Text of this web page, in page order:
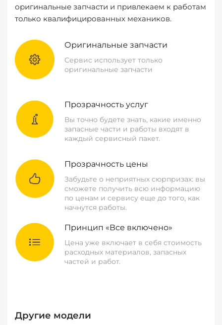
оригинальные запчасти и привлекаем к работам
только квалифицированных механиков.
Оригинальные запчасти
Сервис использует только
оригинальные запчасти
Прозрачность услуг
Вы точно будете знать, какие именно
запасные части и работы входят в
каждый сервисный пакет.
Прозрачность цены
Забудьте о неприятных сюрпризах: вы
сможете получить всю информацию
по ценам и сервису еще до того, как
начнутся работы.
Принцип «Все включено»
Цена уже включает в себя стоимость
расходных материалов, запасных
частей и работ.
Другие модели